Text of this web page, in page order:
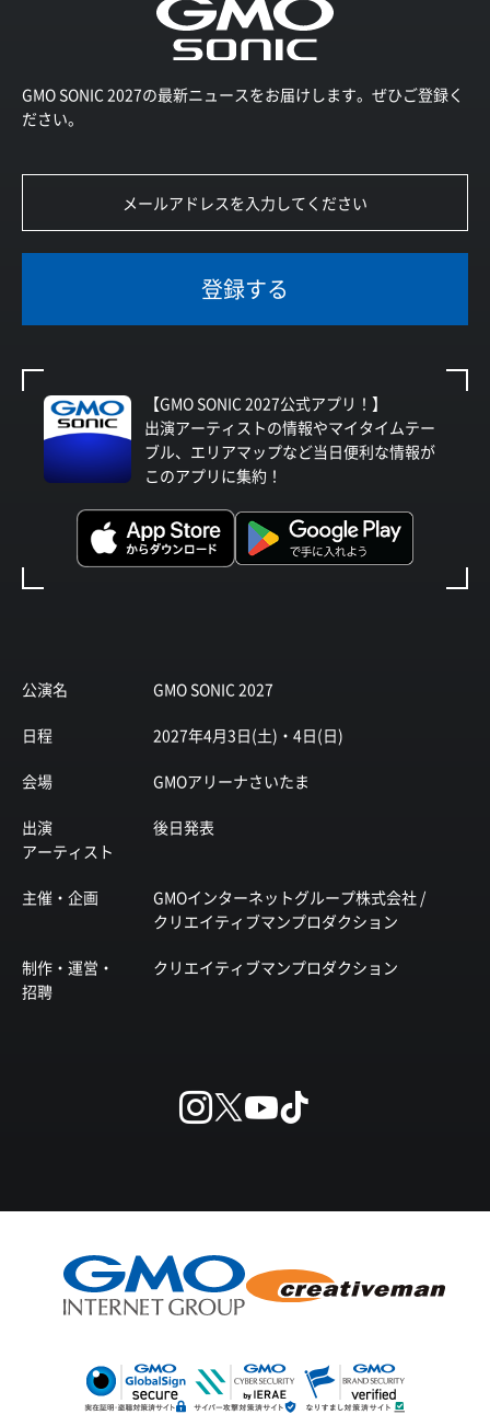
公演名 GMO SONIC 2027
日程 2027年4月3日(土)・4日(日)
会場 GMOアリーナさいたま
出演
アーティスト
後日発表
主催・企画
GMOインターネットグループ株式会社 /
クリエイティブマンプロダクション
制作・運営・
招聘
クリエイティブマンプロダクション
GMO SONIC 2027の最新ニュースをお届けします。ぜひご登録く
ださい。
登録する
【GMO SONIC 2027公式アプリ！】
出演アーティストの情報やマイタイムテー
ブル、エリアマップなど当日便利な情報が
このアプリに集約！